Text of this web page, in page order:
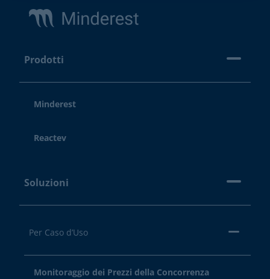
Prodotti
Minderest
Reactev
Soluzioni
Per Caso d’Uso
Monitoraggio dei Prezzi della Concorrenza